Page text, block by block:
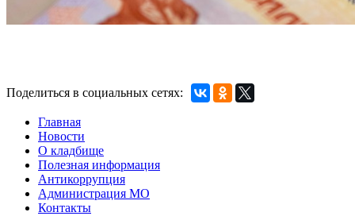
Поделиться в социальных сетях:
Главная
Новости
О кладбище
Полезная информация
Антикоррупция
Администрация МО
Контакты